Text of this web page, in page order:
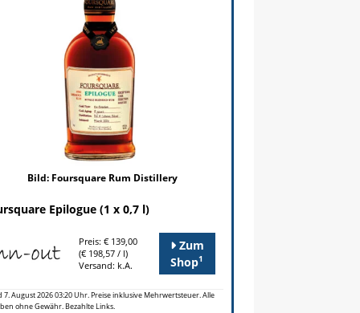
Bild: Foursquare Rum Distillery
Epilogue (1 x 0,7 l)
Preis: € 139,00
(€ 198,57 / l)
Versand: k.A.
Zum
Shop1
7. August 2026 03:20 Uhr. Preise inklusive Mehrwertsteuer. Alle
ohne Gewähr. Bezahlte Links.